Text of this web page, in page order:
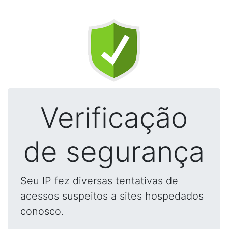
Verificação
de segurança
Seu IP fez diversas tentativas de
acessos suspeitos a sites hospedados
conosco.